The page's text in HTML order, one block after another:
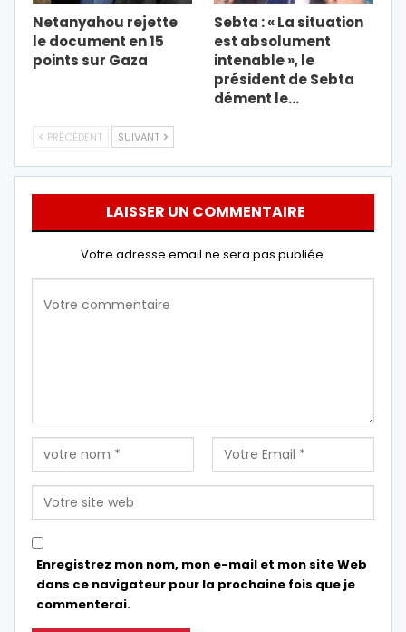
Netanyahou rejette
le document en 15
points sur Gaza
Sebta : « La situation
est absolument
intenable », le
président de Sebta
dément le…
PRÉCÉDENT SUIVANT
LAISSER UN COMMENTAIRE
Votre adresse email ne sera pas publiée.
Enregistrez mon nom, mon e-mail et mon site Web
dans ce navigateur pour la prochaine fois que je
commenterai.